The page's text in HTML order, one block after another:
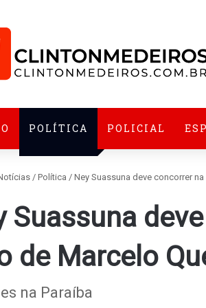
POLÍTICA POLICIAL
/ Política / Ney Suassuna deve concorrer
Suassuna
de Marcelo
na Paraíba